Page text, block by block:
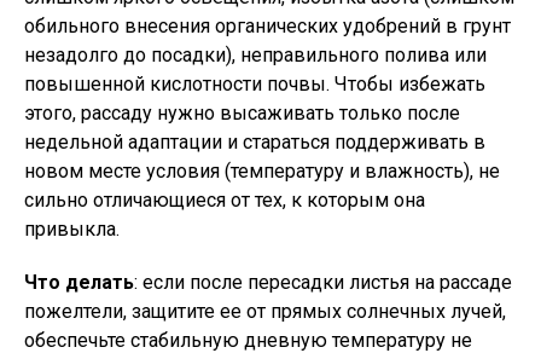
обильного внесения органических удобрений в грунт
незадолго до посадки), неправильного полива или
повышенной кислотности почвы. Чтобы избежать
этого, рассаду нужно высаживать только после
недельной адаптации и стараться поддерживать в
новом месте условия (температуру и влажность), не
сильно отличающиеся от тех, к которым она
привыкла.
Что делать: если после пересадки листья на рассаде
пожелтели, защитите ее от прямых солнечных лучей,
обеспечьте стабильную дневную температуру не